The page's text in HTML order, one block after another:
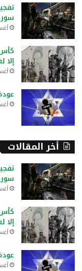
إلا
أخر المقالات
إلا